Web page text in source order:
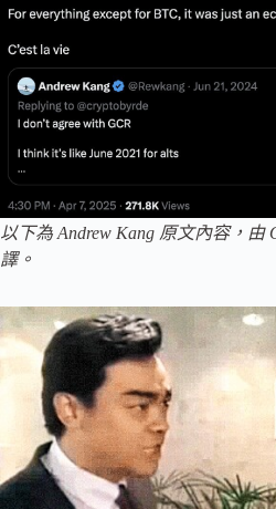
以下為 Andrew Kang 原文內容，由
譯。